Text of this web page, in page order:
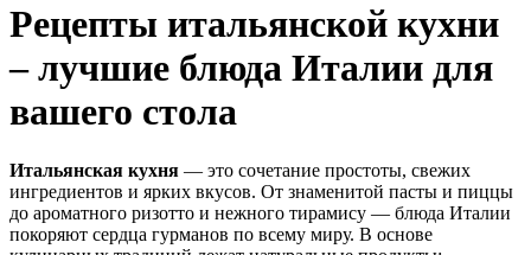
Рецепты итальянской кухни
– лучшие блюда Италии для
вашего стола
Итальянская кухня — это сочетание простоты, свежих
ингредиентов и ярких вкусов. От знаменитой пасты и пиццы
до ароматного ризотто и нежного тирамису — блюда Италии
покоряют сердца гурманов по всему миру. В основе